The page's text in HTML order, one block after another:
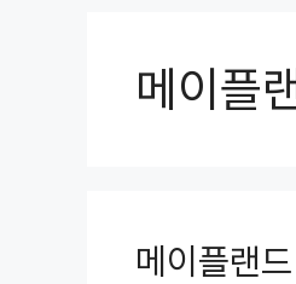
메이플
메이플랜